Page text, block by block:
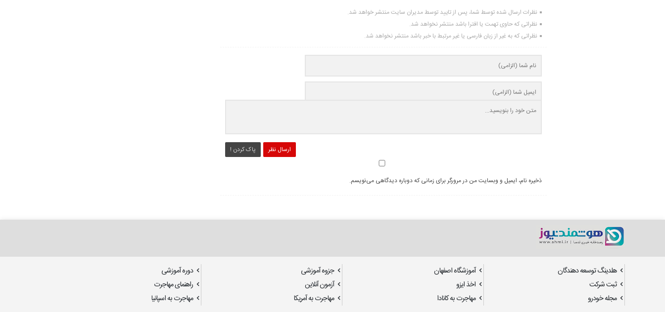
نظرات ارسال شده توسط شما، پس از تایید توسط مدیران سایت منتشر خواهد شد.
نظراتی که حاوی تهمت یا افترا باشد منتشر نخواهد شد.
نظراتی که به غیر از زبان فارسی یا غیر مرتبط با خبر باشد منتشر نخواهد شد.
ارسال نظر پاک کردن !
ذخیره نام، ایمیل و وبسایت من در مرورگر برای زمانی که دوباره دیدگاهی می‌نویسم.
هلدینگ توسعه دهندگان آموزشگاه اصفهان جزوه آموزشی
دوره آموزشی
ثبت شرکت
اخذ ایزو آزمون آنلاین
راهنمای مهاجرت
مجله خودرو
مهاجرت به کانادا مهاجرت به آمریکا مهاجرت به اسپانیا